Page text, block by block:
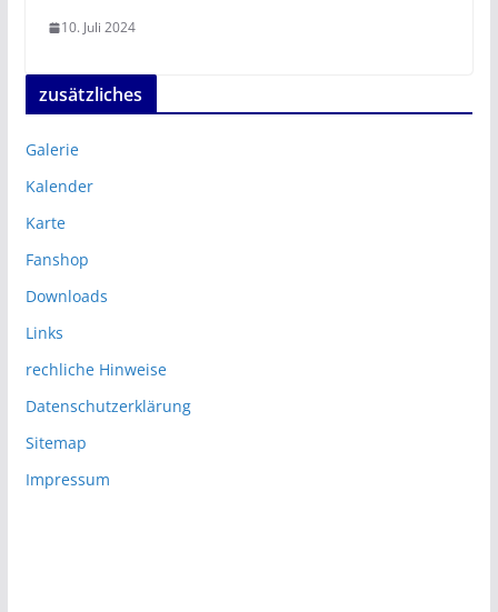
10. Juli 2024
zusätzliches
Galerie
Kalender
Karte
Fanshop
Downloads
Links
rechliche Hinweise
Datenschutzerklärung
Sitemap
Impressum